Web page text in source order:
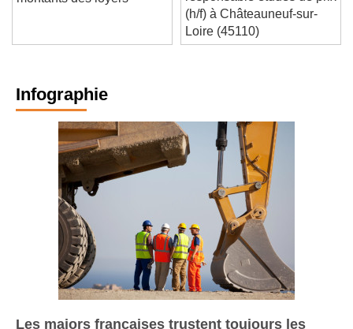
responsable études de prix
(h/f) à Châteauneuf-sur-
Loire (45110)
Infographie